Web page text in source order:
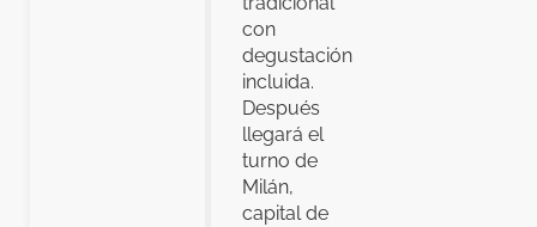
con
degustación
incluida.
Después
llegará el
turno de
Milán,
capital de